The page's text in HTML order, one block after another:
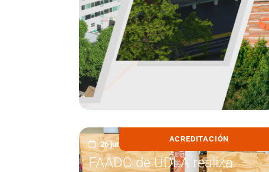
ACREDITACIÓN
26 junio, 2026
FAADC de UDLA realiza